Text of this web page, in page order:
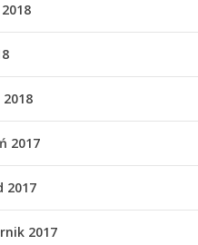
2017
2017
2017